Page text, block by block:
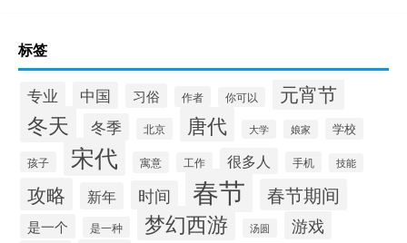
标签
专业 中国 习俗 作者 你可以 元宵节
冬天 冬季 北京 唐代 大学 娘家 学校
孩子 宋代 寓意 工作 很多人 手机 技能
攻略 新年 时间 春节 春节期间
是一个 是一种 梦幻西游 汤圆 游戏